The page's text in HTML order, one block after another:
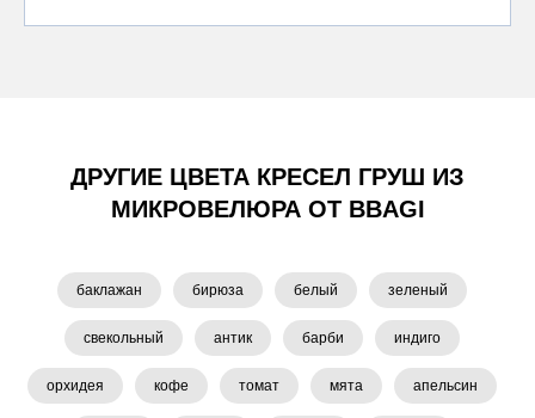
ДРУГИЕ ЦВЕТА КРЕСЕЛ ГРУШ ИЗ
МИКРОВЕЛЮРА ОТ BBAGI
баклажан бирюза белый зеленый
свекольный антик барби индиго
орхидея кофе томат мята апельсин